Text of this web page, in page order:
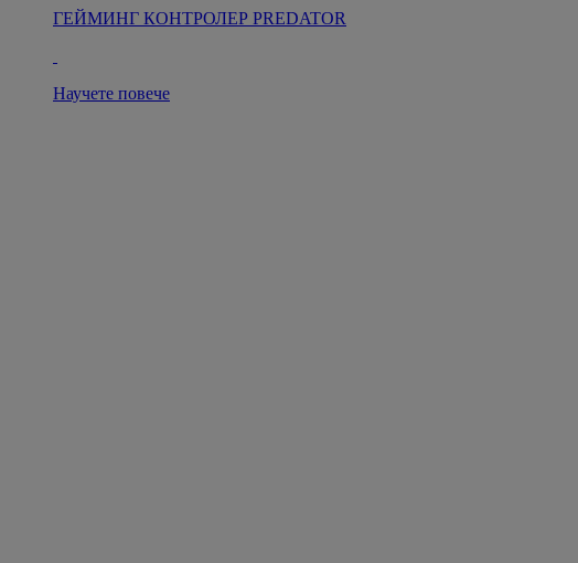
ГЕЙМИНГ КОНТРОЛЕР PREDATOR
Научете повече